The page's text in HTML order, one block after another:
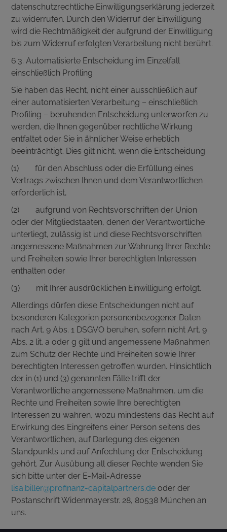
datenschutzrechtliche Einwilligungserklärung jederzeit
zu widerrufen. Durch den Widerruf der Einwilligung
wird die Rechtmäßigkeit der aufgrund der Einwilligung
bis zum Widerruf erfolgten Verarbeitung nicht berührt.
6.3. Automatisierte Entscheidung im Einzelfall
einschließlich Profiling
Sie haben das Recht, nicht einer ausschließlich auf
einer automatisierten Verarbeitung – einschließlich
Profiling – beruhenden Entscheidung unterworfen zu
werden, die Ihnen gegenüber rechtliche Wirkung
entfaltet oder Sie in ähnlicher Weise erheblich
beeinträchtigt. Dies gilt nicht, wenn die Entscheidung
(1) für den Abschluss oder die Erfüllung eines
Vertrags zwischen Ihnen und dem Verantwortlichen
erforderlich ist,
(2) aufgrund von Rechtsvorschriften der Union
oder der Mitgliedstaaten, denen der Verantwortliche
unterliegt, zulässig ist und diese Rechtsvorschriften
angemessene Maßnahmen zur Wahrung Ihrer Rechte
und Freiheiten sowie Ihrer berechtigten Interessen
enthalten oder
(3) mit Ihrer ausdrücklichen Einwilligung erfolgt.
Allerdings dürfen diese Entscheidungen nicht auf
besonderen Kategorien personenbezogener Daten
nach Art. 9 Abs. 1 DSGVO beruhen, sofern nicht Art. 9
Abs. 2 lit. a oder g gilt und angemessene Maßnahmen
zum Schutz der Rechte und Freiheiten sowie Ihrer
berechtigten Interessen getroffen wurden. Hinsichtlich
der in (1) und (3) genannten Fälle trifft der
Verantwortliche angemessene Maßnahmen, um die
Rechte und Freiheiten sowie Ihre berechtigten
Interessen zu wahren, wozu mindestens das Recht auf
Erwirkung des Eingreifens einer Person seitens des
Verantwortlichen, auf Darlegung des eigenen
Standpunkts und auf Anfechtung der Entscheidung
gehört. Zur Ausübung all dieser Rechte wenden Sie
sich bitte unter der E-Mail-Adresse
lisa.biller@profinanz-capitalpartners.deoder der
Postanschrift Widenmayerstr. 28, 80538 München an
uns.